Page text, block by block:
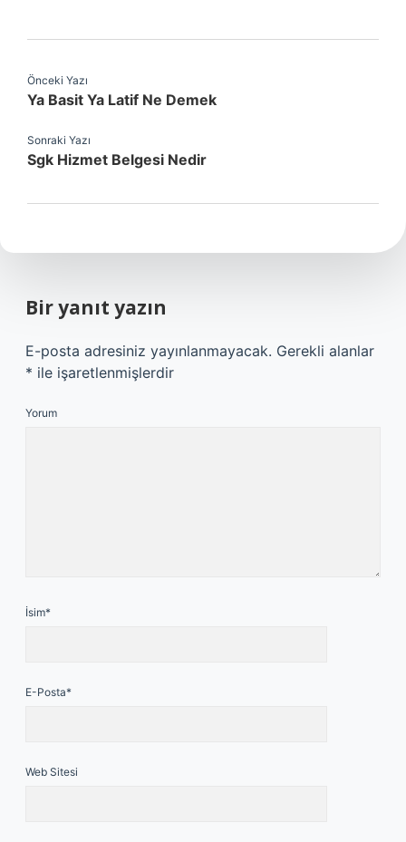
Önceki Yazı
Ya Basit Ya Latif Ne Demek
Sonraki Yazı
Sgk Hizmet Belgesi Nedir
Bir yanıt yazın
E-posta adresiniz yayınlanmayacak. Gerekli alanlar
* ile işaretlenmişlerdir
Yorum
İsim*
E-Posta*
Web Sitesi